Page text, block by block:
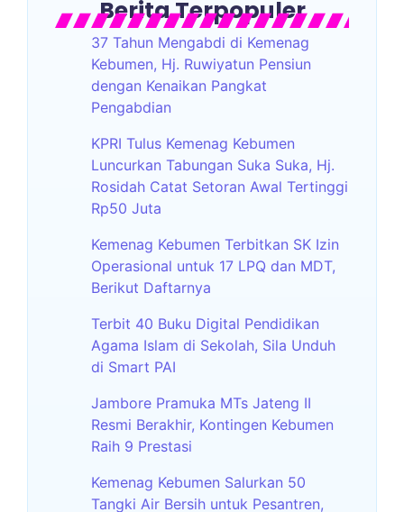
Berita Terpopuler
37 Tahun Mengabdi di Kemenag
Kebumen, Hj. Ruwiyatun Pensiun
dengan Kenaikan Pangkat
Pengabdian
KPRI Tulus Kemenag Kebumen
Luncurkan Tabungan Suka Suka, Hj.
Rosidah Catat Setoran Awal Tertinggi
Rp50 Juta
Kemenag Kebumen Terbitkan SK Izin
Operasional untuk 17 LPQ dan MDT,
Berikut Daftarnya
Terbit 40 Buku Digital Pendidikan
Agama Islam di Sekolah, Sila Unduh
di Smart PAI
Jambore Pramuka MTs Jateng II
Resmi Berakhir, Kontingen Kebumen
Raih 9 Prestasi
Kemenag Kebumen Salurkan 50
Tangki Air Bersih untuk Pesantren,